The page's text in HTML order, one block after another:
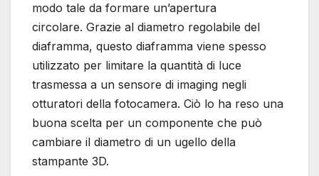
modo tale da formare un’apertura
circolare. Grazie al diametro regolabile del
diaframma, questo diaframma viene spesso
utilizzato per limitare la quantità di luce
trasmessa a un sensore di imaging negli
otturatori della fotocamera. Ciò lo ha reso una
buona scelta per un componente che può
cambiare il diametro di un ugello della
stampante 3D.